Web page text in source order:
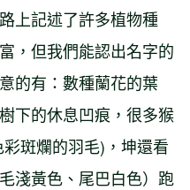
上記述了許多植物種
，但我們能認出名字的
的有：數種蘭花的葉
下的休息凹痕，很多猴
斑爛的羽毛)，坤還看
淺黃色、尾巴白色）跑